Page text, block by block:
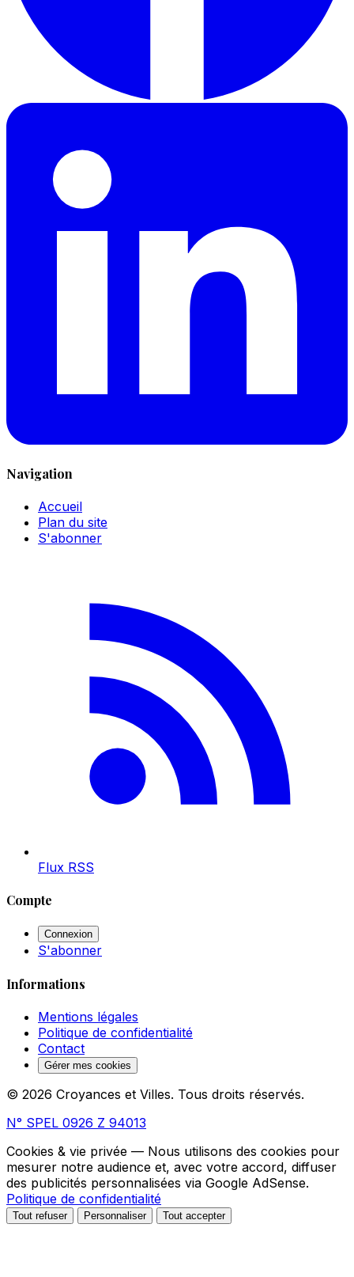
Navigation
Accueil
Plan du site
S'abonner
Flux RSS
Compte
Connexion
S'abonner
Informations
Mentions légales
Politique de confidentialité
Contact
Gérer mes cookies
© 2026 Croyances et Villes. Tous droits réservés.
N° SPEL 0926 Z 94013
Cookies & vie privée — Nous utilisons des cookies pour
mesurer notre audience et, avec votre accord, diffuser
des publicités personnalisées via Google AdSense.
Politique de confidentialité
Tout refuser Personnaliser Tout accepter